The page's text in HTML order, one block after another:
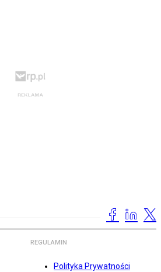
REGULAMIN
Polityka Prywatności